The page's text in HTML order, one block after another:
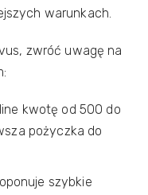
warunkach.
zwróć uwagę na
kwotę od 500 do
pożyczka do
szybkie